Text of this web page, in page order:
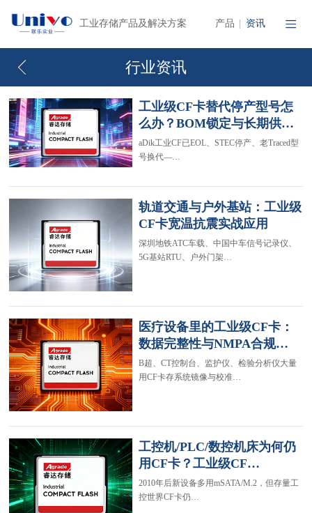
工业存储产品及解决方案 产品 资讯
行业资讯
工业级CF卡替代停产型号怎
么办？BOM锁定与长期供…
aDik工业CF已EOL、STEC停产、老Traced型
号换代—…
轨道交通与户外基站：工业级
CF卡宽温抗震实战应用
深圳地铁ATC车载、中国中车信号记录仪、
5G基站RTU、户外门架…
医疗设备里的工业级CF卡：
数据完整性与NMPA合规…
B超、CT控制台、监护仪、检验分析仪大量
用CF卡存系统镜像与校准…
工控机/PLC/数控机床为何仍
用CF卡？工业级CF…
2010年后新设备多用mSATA/M.2，但存量工
控世界CF卡仍…